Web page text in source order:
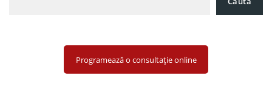
Programează o consultație online